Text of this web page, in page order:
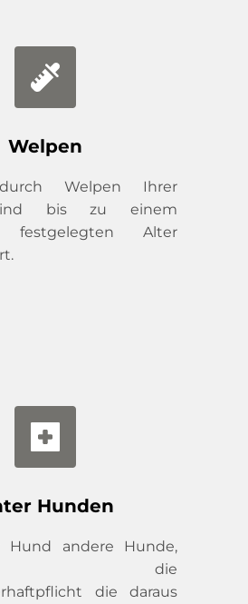
Welpen
Welpen Ihrer
bis zu einem
festgelegten Alter
Hunden
Hund andere Hunde,
die
die daraus